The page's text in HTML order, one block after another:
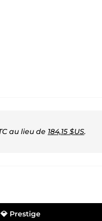
au lieu de 184,15 $US.
💎 Prestige